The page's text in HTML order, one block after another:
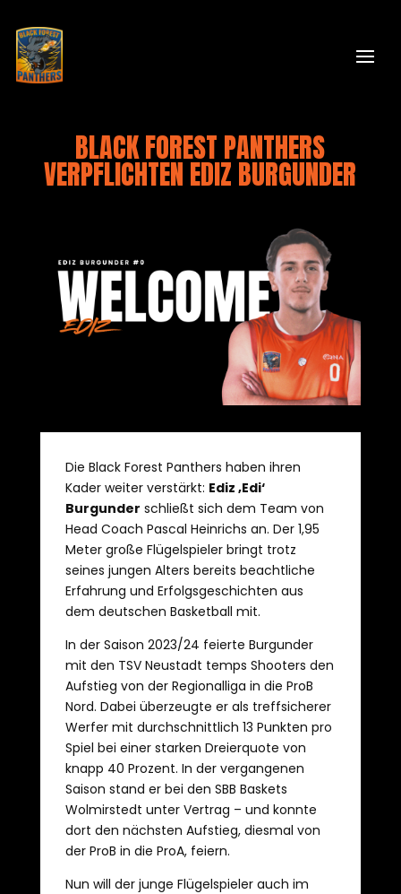
BLACK FOREST PANTHERS
VERPFLICHTEN EDIZ BURGUNDER
Die Black Forest Panthers haben ihren
Kader weiter verstärkt: Ediz ‚Edi‘
Burgunder schließt sich dem Team von
Head Coach Pascal Heinrichs an. Der 1,95
Meter große Flügelspieler bringt trotz
seines jungen Alters bereits beachtliche
Erfahrung und Erfolgsgeschichten aus
dem deutschen Basketball mit.
In der Saison 2023/24 feierte Burgunder
mit den TSV Neustadt temps Shooters den
Aufstieg von der Regionalliga in die ProB
Nord. Dabei überzeugte er als treffsicherer
Werfer mit durchschnittlich 13 Punkten pro
Spiel bei einer starken Dreierquote von
knapp 40 Prozent. In der vergangenen
Saison stand er bei den SBB Baskets
Wolmirstedt unter Vertrag – und konnte
dort den nächsten Aufstieg, diesmal von
der ProB in die ProA, feiern.
Nun will der junge Flügelspieler auch im